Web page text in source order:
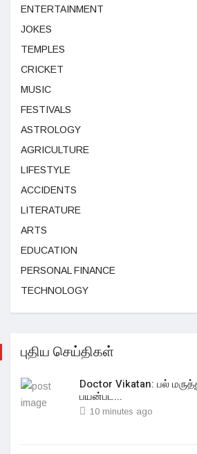
ENTERTAINMENT
JOKES
TEMPLES
CRICKET
MUSIC
FESTIVALS
ASTROLOGY
AGRICULTURE
LIFESTYLE
ACCIDENTS
LITERATURE
ARTS
EDUCATION
PERSONAL FINANCE
TECHNOLOGY
புதிய செய்திகள்
Doctor Vikatan: பல்
பயன்பட...
10 minutes ago